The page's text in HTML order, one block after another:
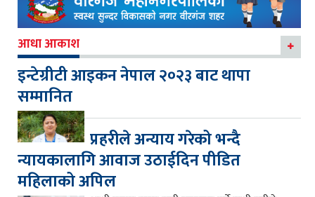
आधा आकाश
इन्टेग्रीटी आइकन नेपाल २०२३ बाट थापा
सम्मानित
प्रहरीले अन्याय गरेको भन्दै
न्यायकालागि आवाज उठाईदिन पीडित
महिलाको अपिल